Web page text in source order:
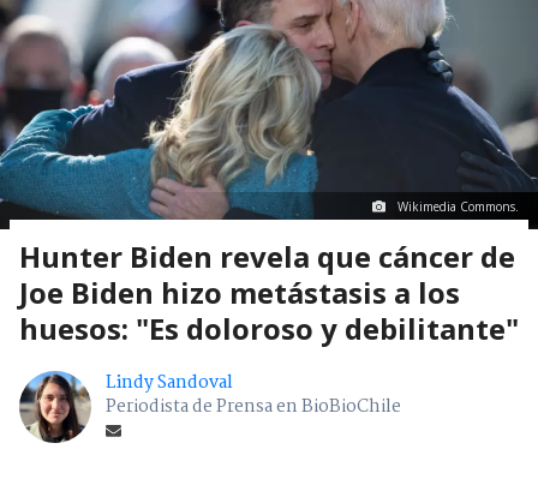
Wikimedia Commons.
Hunter Biden revela que cáncer de
Joe Biden hizo metástasis a los
huesos: "Es doloroso y debilitante"
Lindy Sandoval
Periodista de Prensa en BioBioChile